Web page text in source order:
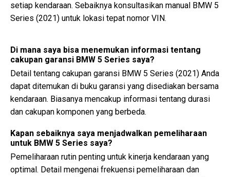
setiap kendaraan. Sebaiknya konsultasikan manual BMW 5
Series (2021) untuk lokasi tepat nomor VIN.
Di mana saya bisa menemukan informasi tentang
cakupan garansi BMW 5 Series saya?
Detail tentang cakupan garansi BMW 5 Series (2021) Anda
dapat ditemukan di buku garansi yang disediakan bersama
kendaraan. Biasanya mencakup informasi tentang durasi
dan cakupan komponen yang berbeda.
Kapan sebaiknya saya menjadwalkan pemeliharaan
untuk BMW 5 Series saya?
Pemeliharaan rutin penting untuk kinerja kendaraan yang
optimal. Detail mengenai frekuensi pemeliharaan dan